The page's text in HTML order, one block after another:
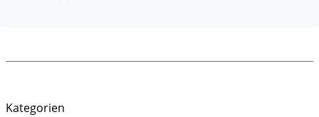
Kategorien